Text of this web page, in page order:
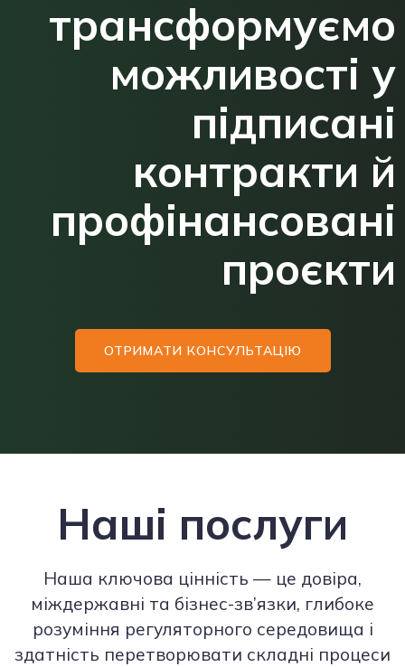
трансформуємо
можливості у
підписані
контракти й
профінансовані
проєкти
ОТРИМАТИ КОНСУЛЬТАЦІЮ
Наші послуги
Наша ключова цінність — це довіра,
міждержавні та бізнес-зв’язки, глибоке
розуміння регуляторного середовища і
здатність перетворювати складні процеси